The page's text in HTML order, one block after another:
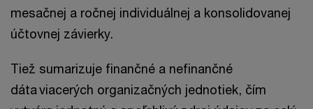
mesačnej a ročnej individuálnej a konsolidovanej
účtovnej závierky.
Tiež sumarizuje finančné a nefinančné
dáta viacerých organizačných jednotiek, čím